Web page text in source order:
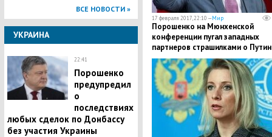
ВСЕ НОВОСТИ »
УКРАИНА
22:41
Порошенко
предупредил
о
последствиях
любых сделок по Донбассу
без участия Украины
17 февраля 2017, 22:10 —Мир
Порошенко на Мюнхенской
конференции пугал западных
партнеров страшилками о